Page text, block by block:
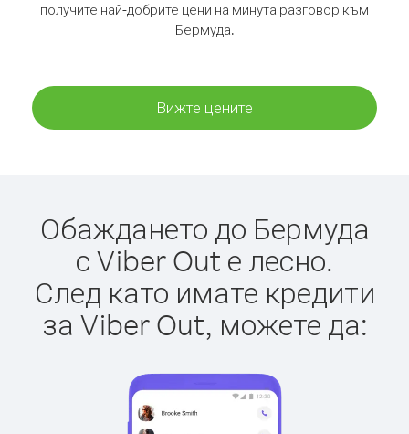
получите най-добрите цени на минута разговор към
Бермуда.
Вижте цените
Обаждането до Бермуда
с Viber Out е лесно.
След като имате кредити
за Viber Out, можете да: